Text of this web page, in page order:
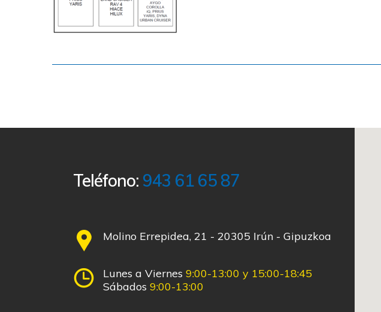
Teléfono: 943 61 65 87
Molino Errepidea, 21 - 20305 Irún - Gipuzkoa
Lunes a Viernes 9:00-13:00 y 15:00-18:45
Sábados 9:00-13:00